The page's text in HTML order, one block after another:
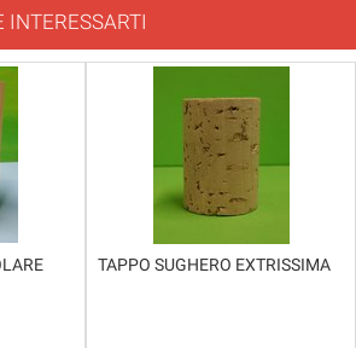
INTERESSARTI
TAPPO SUGHERO EXTRISSIMA